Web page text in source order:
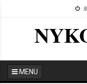
MENU